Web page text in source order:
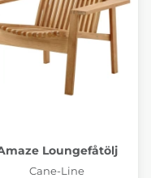
Loungefåtölj
Cane-Line